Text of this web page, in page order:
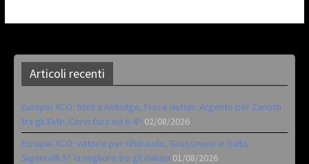
Articoli recenti
Europei XCO: titoli a Aldridge, Frei e Hutter. Argento per Zanotti
tra gli Elite. Corvi fora ed è 4^ 02/08/2026
Europei XCO: vittorie per Ghibaudo, Grossmann e Gallis.
Signorelli 5^ la migliore tra gli italiani 01/08/2026